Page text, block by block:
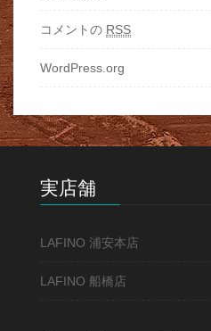
コメントの RSS
WordPress.org
実店舗
LAFINO 浦安本店
LAFINO 船橋店